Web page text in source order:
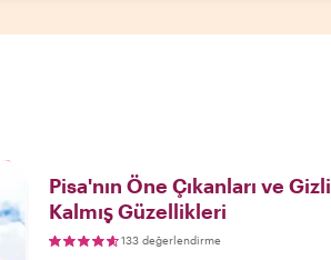
Pisa'nın Öne Çıkanları ve Gizli
Kalmış Güzellikleri
133 değerlendirme